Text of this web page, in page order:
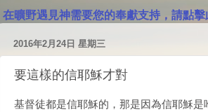
在曠野遇見神需要您的奉獻支持，請點
2016年2月24日 星期三
要這樣的信耶穌才對
基督徒都是信耶穌的，那是因為信耶穌